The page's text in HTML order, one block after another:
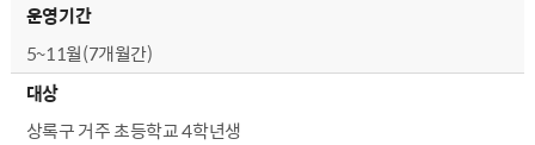
운영기간
5~11월(7개월간)
대상
상록구 거주 초등학교 4학년생